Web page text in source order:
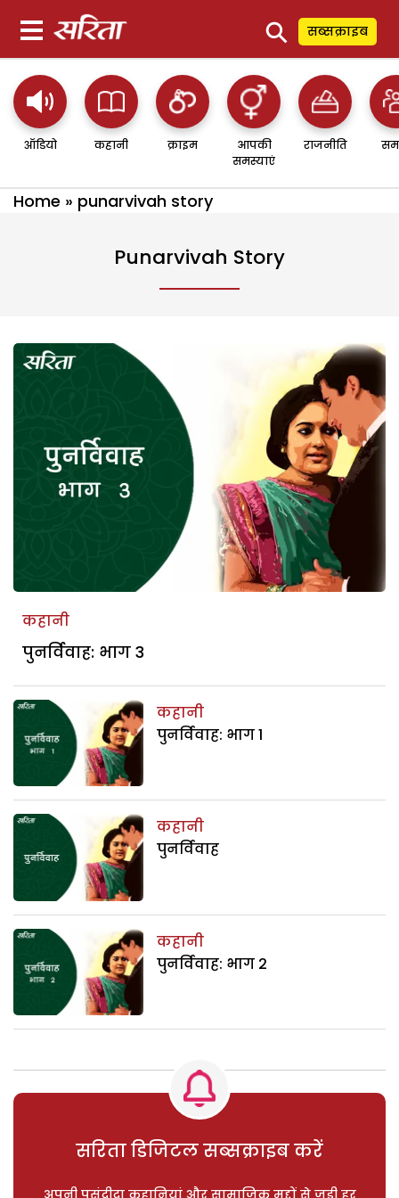
⚲ सब्सक्राइब
ऑडियो कहानी क्राइम
आपकी
समस्याएं
राजनीति
Home » punarvivah story
Punarvivah Story
कहानी
पुनर्विवाह: भाग 3
कहानी
पुनर्विवाह: भाग 1
कहानी
पुनर्विवाह
कहानी
पुनर्विवाह: भाग 2
सरिता डिजिटल सब्सक्राइब करें